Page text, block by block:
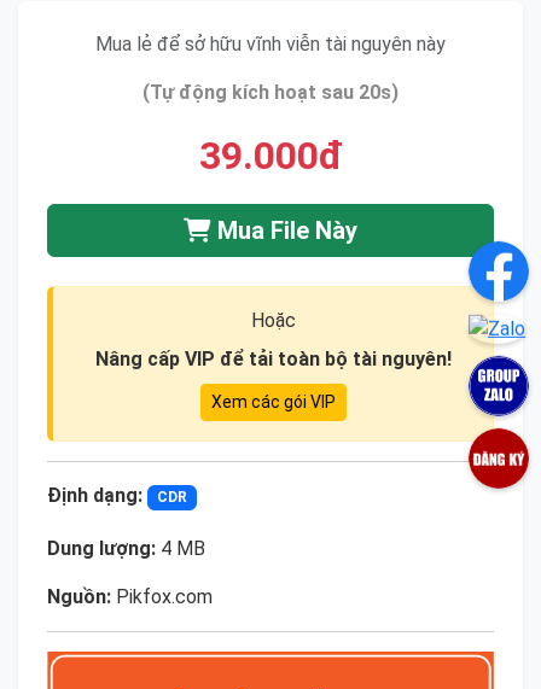
Mua lẻ để sở hữu vĩnh viễn tài nguyên này
(Tự động kích hoạt sau 20s)
39.000đ
Mua File Này
Hoặc
Nâng cấp VIP để tải toàn bộ tài nguyên!
Xem các gói VIP
Định dạng: CDR
Dung lượng: 4 MB
Nguồn: Pikfox.com